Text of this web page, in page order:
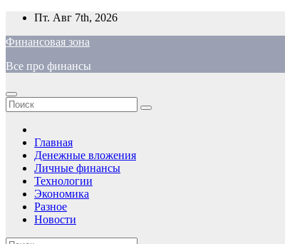
Перейти
содержимому
Пт. Авг 7th, 2026
Финансовая зона
Все про финансы
Главная
Денежные вложения
Личные финансы
Технологии
Экономика
Разное
Новости